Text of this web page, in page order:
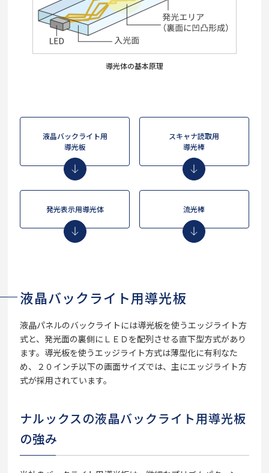
導光体の基本原理
液晶バックライト用
導光板
スキャナ読取用
導光棒
発光表示用導光体 流光棒
液晶バックライト用導光板
液晶パネルのバックライトには導光板を使うエッジライト方
式と、発光面の裏側にＬＥＤを配列させる直下型方式があり
ます。導光板を使うエッジライト方式は薄型化に有利なた
め、２０インチ以下の画面サイズでは、主にエッジライト方
式が採用されています。
ナルックスの液晶バックライト用導光板
の強み